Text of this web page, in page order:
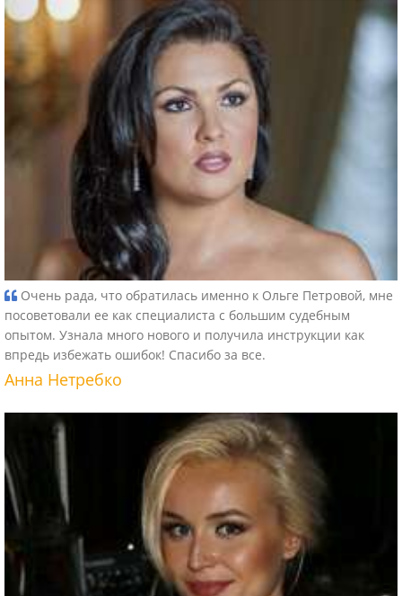
Очень рада, что обратилась именно к Ольге Петровой, мне
посоветовали ее как специалиста с большим судебным
опытом. Узнала много нового и получила инструкции как
впредь избежать ошибок! Спасибо за все.
Анна Нетребко